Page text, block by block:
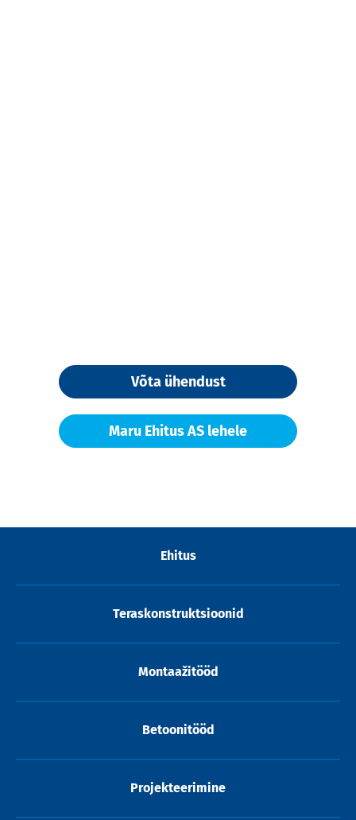
Võta ühendust
Maru Ehitus AS lehele
Ehitus
Teraskonstruktsioonid
Montaažitööd
Betoonitööd
Projekteerimine